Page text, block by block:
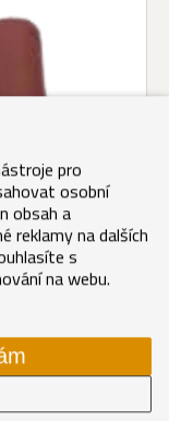
merlot
pro
osobní
obsah a
reklamy na dalších
s
na webu.